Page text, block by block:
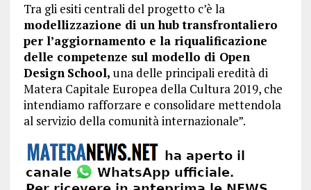
Tra gli esiti centrali del progetto c’è la
modellizzazione di un hub transfrontaliero
per l’aggiornamento e la riqualificazione
delle competenze sul modello di Open
Design School, una delle principali eredità di
Matera Capitale Europea della Cultura 2019, che
intendiamo rafforzare e consolidare mettendola
al servizio della comunità internazionale”.